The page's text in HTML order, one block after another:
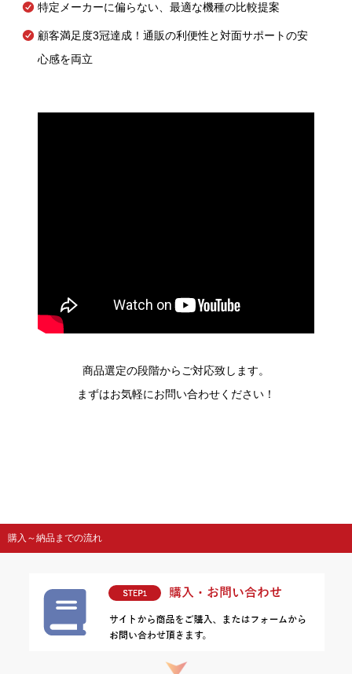
特定メーカーに偏らない、最適な機種の比較提案
顧客満足度3冠達成！通販の利便性と対面サポートの安
心感を両立
商品選定の段階からご対応致します。
まずはお気軽にお問い合わせください！
購入～納品までの流れ